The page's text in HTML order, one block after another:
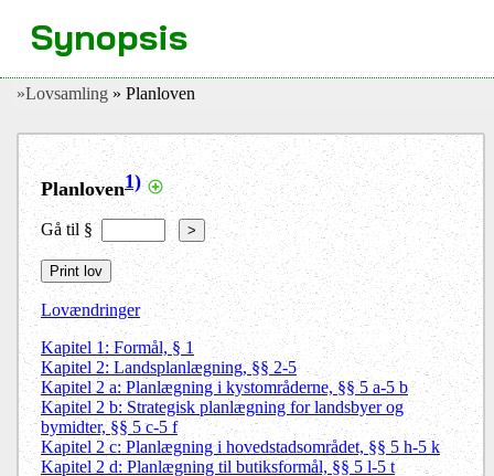
»Lovsamling » Planloven
Planloven1)
Gå til § >
Lovændringer
Kapitel 1: Formål, § 1
Kapitel 2: Landsplanlægning, §§ 2-5
Kapitel 2 a: Planlægning i kystområderne, §§ 5 a-5 b
Kapitel 2 b: Strategisk planlægning for landsbyer og
bymidter, §§ 5 c-5 f
Kapitel 2 c: Planlægning i hovedstadsområdet, §§ 5 h-5 k
Kapitel 2 d: Planlægning til butiksformål, §§ 5 l-5 t
Synopsis